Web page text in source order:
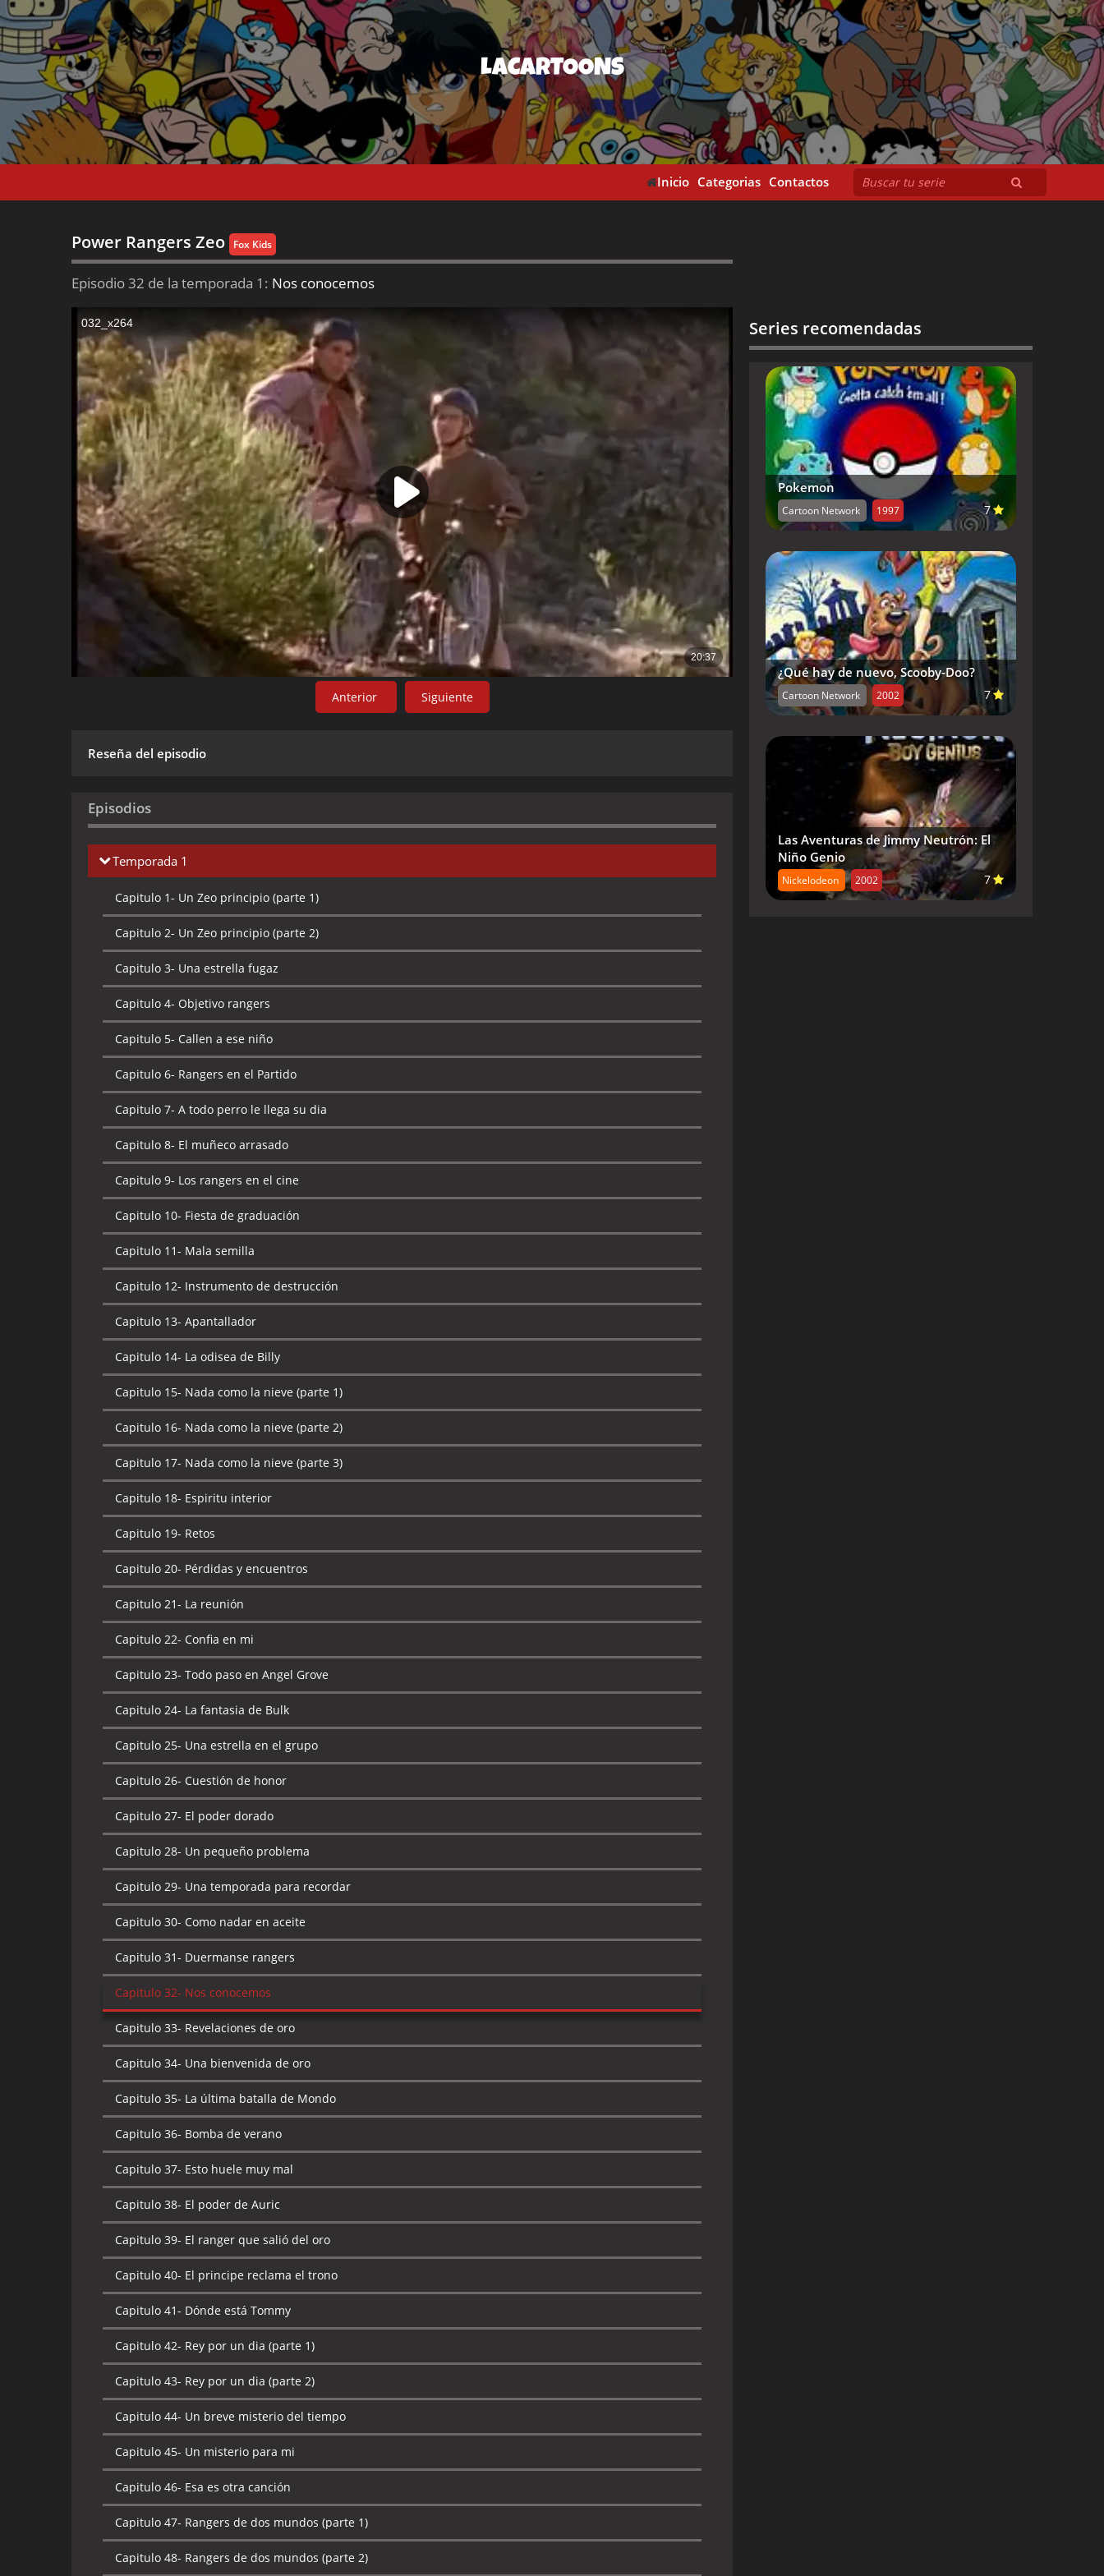
LACARTOONS
Inicio Categorias Contactos
Power Rangers Zeo Fox Kids
Episodio 32 de la temporada 1: Nos conocemos
Anterior Siguiente
Reseña del episodio
Episodios
Temporada 1
Capitulo 1- Un Zeo principio (parte 1)
Capitulo 2- Un Zeo principio (parte 2)
Capitulo 3- Una estrella fugaz
Capitulo 4- Objetivo rangers
Capitulo 5- Callen a ese niño
Capitulo 6- Rangers en el Partido
Capitulo 7- A todo perro le llega su dia
Capitulo 8- El muñeco arrasado
Capitulo 9- Los rangers en el cine
Capitulo 10- Fiesta de graduación
Capitulo 11- Mala semilla
Capitulo 12- Instrumento de destrucción
Capitulo 13- Apantallador
Capitulo 14- La odisea de Billy
Capitulo 15- Nada como la nieve (parte 1)
Capitulo 16- Nada como la nieve (parte 2)
Capitulo 17- Nada como la nieve (parte 3)
Capitulo 18- Espiritu interior
Capitulo 19- Retos
Capitulo 20- Pérdidas y encuentros
Capitulo 21- La reunión
Capitulo 22- Confia en mi
Capitulo 23- Todo paso en Angel Grove
Capitulo 24- La fantasia de Bulk
Capitulo 25- Una estrella en el grupo
Capitulo 26- Cuestión de honor
Capitulo 27- El poder dorado
Capitulo 28- Un pequeño problema
Capitulo 29- Una temporada para recordar
Capitulo 30- Como nadar en aceite
Capitulo 31- Duermanse rangers
Capitulo 32- Nos conocemos
Capitulo 33- Revelaciones de oro
Capitulo 34- Una bienvenida de oro
Capitulo 35- La última batalla de Mondo
Capitulo 36- Bomba de verano
Capitulo 37- Esto huele muy mal
Capitulo 38- El poder de Auric
Capitulo 39- El ranger que salió del oro
Capitulo 40- El principe reclama el trono
Capitulo 41- Dónde está Tommy
Capitulo 42- Rey por un dia (parte 1)
Capitulo 43- Rey por un dia (parte 2)
Capitulo 44- Un breve misterio del tiempo
Capitulo 45- Un misterio para mi
Capitulo 46- Esa es otra canción
Capitulo 47- Rangers de dos mundos (parte 1)
Capitulo 48- Rangers de dos mundos (parte 2)
Series recomendadas
Pokemon
Cartoon Network 1997 7
¿Qué hay de nuevo, Scooby-Doo?
Cartoon Network 2002 7
Las Aventuras de Jimmy Neutrón: El
Niño Genio
Nickelodeon 2002 7